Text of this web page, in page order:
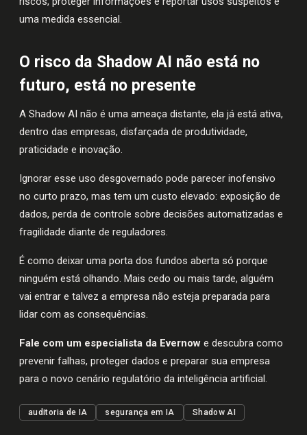
uma medida essencial.
O risco da Shadow AI não está no
futuro, está no presente
A Shadow AI não é uma ameaça distante, ela já está ativa,
dentro das empresas, disfarçada de produtividade,
praticidade e inovação.
Ignorar esse uso desgovernado pode parecer inofensivo
no curto prazo, mas tem um custo elevado: exposição de
dados, perda de controle sobre decisões automatizadas e
fragilidade diante de reguladores.
É como deixar uma porta dos fundos aberta só porque
ninguém está olhando. Mais cedo ou mais tarde, alguém
vai entrar e talvez a empresa não esteja preparada para
lidar com as consequências.
Fale com um especialista da Evernow e descubra como
prevenir falhas, proteger dados e preparar sua empresa
para o novo cenário regulatório da inteligência artificial.
auditoria de IA segurança em IA Shadow AI